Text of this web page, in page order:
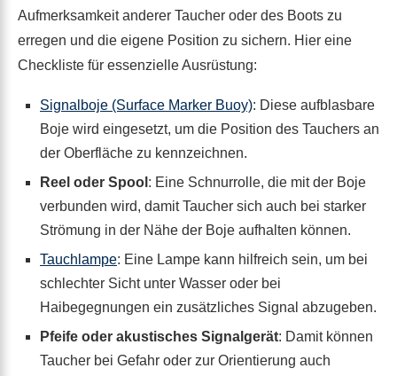
Aufmerksamkeit anderer Taucher oder des Boots zu
erregen und die eigene Position zu sichern. Hier eine
Checkliste für essenzielle Ausrüstung:
Signalboje (Surface Marker Buoy): Diese aufblasbare
Boje wird eingesetzt, um die Position des Tauchers an
der Oberfläche zu kennzeichnen.
Reel oder Spool : Eine Schnurrolle, die mit der Boje
verbunden wird, damit Taucher sich auch bei starker
Strömung in der Nähe der Boje aufhalten können.
Tauchlampe: Eine Lampe kann hilfreich sein, um bei
schlechter Sicht unter Wasser oder bei
Haibegegnungen ein zusätzliches Signal abzugeben.
Pfeife oder akustisches Signalgerät: Damit können
Taucher bei Gefahr oder zur Orientierung auch